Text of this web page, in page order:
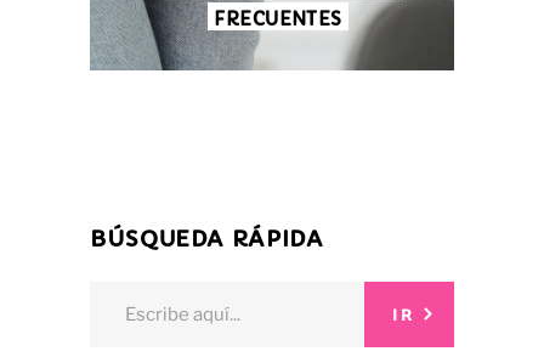
FRECUENTES
BÚSQUEDA RÁPIDA
IR